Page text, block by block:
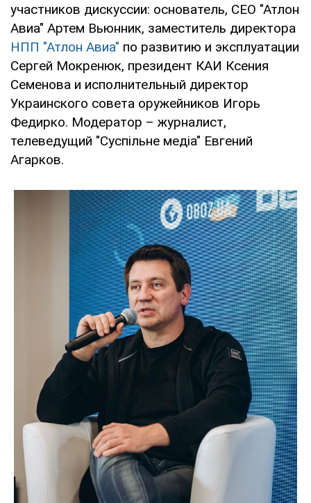
участников дискуссии: основатель, СЕО "Атлон
Авиа" Артем Вьюнник, заместитель директора
НПП "Атлон Авиа" по развитию и эксплуатации
Сергей Мокренюк, президент КАИ Ксения
Семенова и исполнительный директор
Украинского совета оружейников Игорь
Федирко. Модератор – журналист,
телеведущий "Суспільне медіа" Евгений
Агарков.